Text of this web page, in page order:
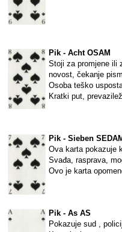
Pik - Acht OSAM
Stoji za promjene ili
novost, čekanje
Osoba teško
Kratki put,
Pik - Sieben
Ova karta pokazuje
Svađa, rasprava,
Ovo je karta
Pik - As AS
Pokazuje sud ,